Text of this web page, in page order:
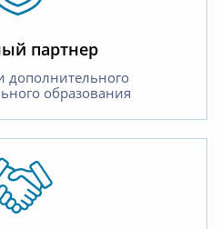
партнер
дополнительного
образования